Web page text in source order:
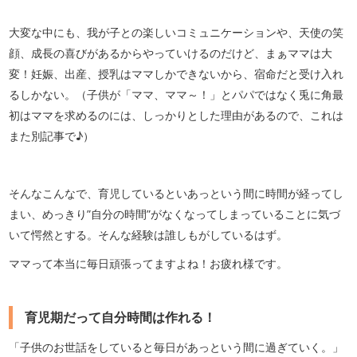
大変な中にも、我が子との楽しいコミュニケーションや、天使の笑
顔、成長の喜びがあるからやっていけるのだけど、まぁママは大
変！妊娠、出産、授乳はママしかできないから、宿命だと受け入れ
るしかない。（子供が「ママ、ママ～！」とパパではなく兎に角最
初はママを求めるのには、しっかりとした理由があるので、これは
また別記事で♪）
そんなこんなで、育児しているといあっという間に時間が経ってし
まい、めっきり”自分の時間”がなくなってしまっていることに気づ
いて愕然とする。そんな経験は誰しもがしているはず。
ママって本当に毎日頑張ってますよね！お疲れ様です。
育児期だって自分時間は作れる！
「子供のお世話をしていると毎日があっという間に過ぎていく。」